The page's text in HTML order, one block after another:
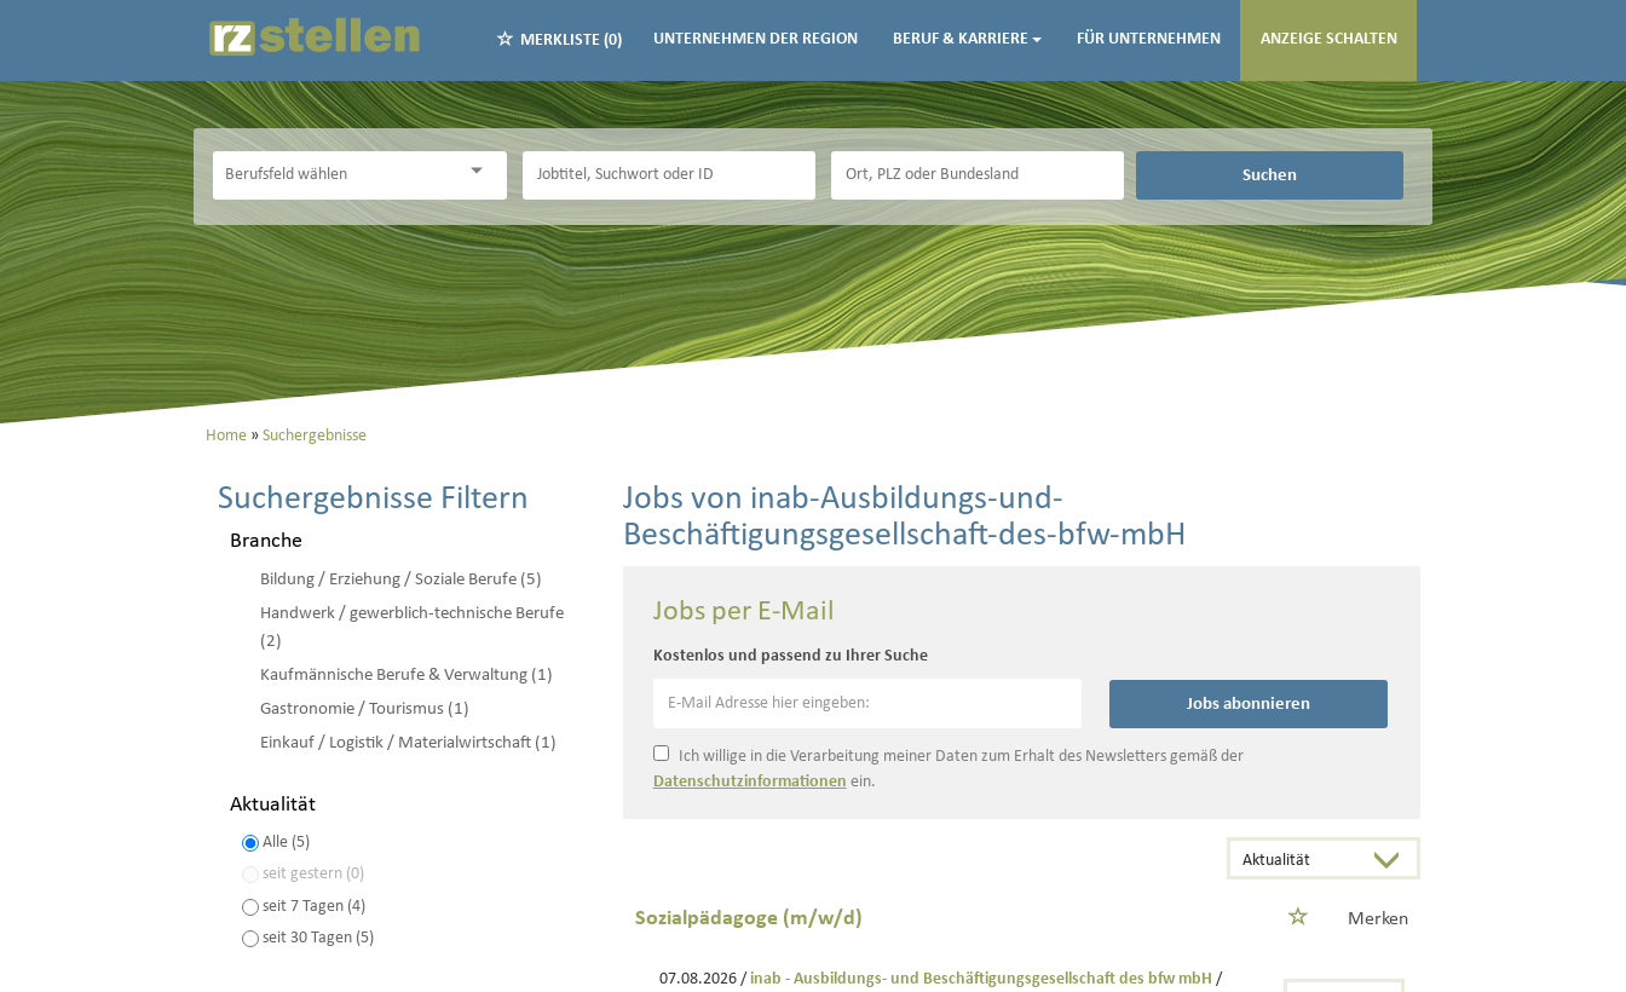
MERKLISTE (0) UNTERNEHMEN DER REGION BERUF & KARRIERE FÜR UNTERNEHMEN ANZEIGE SCHALTEN
Suchen
Home Suchergebnisse
Suchergebnisse Filtern
Branche
Bildung / Erziehung / Soziale Berufe (5)
Handwerk / gewerblich-technische Berufe
(2)
Kaufmännische Berufe & Verwaltung (1)
Gastronomie / Tourismus (1)
Einkauf / Logistik / Materialwirtschaft (1)
Aktualität
Alle (5)
seit gestern (0)
seit 7 Tagen (4)
seit 30 Tagen (5)
Jobs von inab-Ausbildungs-und-
Beschäftigungsgesellschaft-des-bfw-mbH
Jobs per E-Mail
Kostenlos und passend zu Ihrer Suche
Jobs abonnieren
Ich willige in die Verarbeitung meiner Daten zum Erhalt des Newsletters gemäß der
Datenschutzinformationen ein.
Sozialpädagoge (m/w/d) Merken
07.08.2026 / inab - Ausbildungs- und Beschäftigungsgesellschaft des bfw mbH /